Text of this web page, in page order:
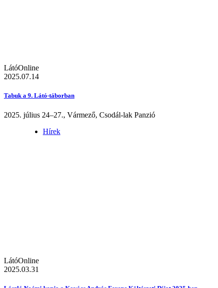
LátóOnline
2025.07.14
Tabuk a 9. Látó-táborban
2025. július 24–27., Vármező, Csodál-lak Panzió
Hírek
LátóOnline
2025.03.31